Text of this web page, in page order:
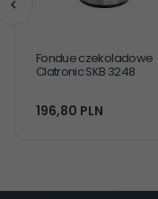
Fondue czekoladowe
Clatronic SKB 3248
196,80 PLN